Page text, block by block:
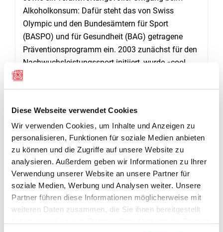
Diese Webseite verwendet Cookies
Wir verwenden Cookies, um Inhalte und Anzeigen zu
personalisieren, Funktionen für soziale Medien anbieten
zu können und die Zugriffe auf unsere Website zu
analysieren. Außerdem geben wir Informationen zu Ihrer
Verwendung unserer Website an unsere Partner für
soziale Medien, Werbung und Analysen weiter. Unsere
Partner führen diese Informationen möglicherweise mit
weiteren Daten zusammen, die Sie ihnen bereitgestellt
Alkoholkonsum: Dafür steht das von Swiss
Olympic und den Bundesämtern für Sport
(BASPO) und für Gesundheit (BAG) getragene
Präventionsprogramm ein. 2003 zunächst für den
Nachwuchsleistungssport initiiert, wurde «cool
gesamten Jugendsport ausgeweitet. Seither
zu den Commitments bekannt.
LINKS
WEITERE INFORMATIONEN ZU «COOL AND
CLEAN»
"Im Verein hat ein Umdenken stattgefunden"